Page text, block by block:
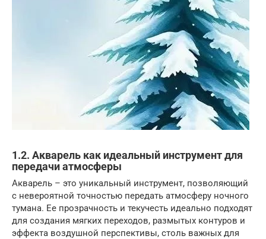
1.2. Акварель как идеальный инструмент для
передачи атмосферы
Акварель – это уникальный инструмент, позволяющий
с невероятной точностью передать атмосферу ночного
тумана. Ее прозрачность и текучесть идеально подходят
для создания мягких переходов, размытых контуров и
эффекта воздушной перспективы, столь важных для